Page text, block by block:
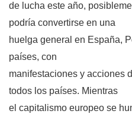
de lucha este año,
podría convertirse en una
huelga general en España,
países, con
manifestaciones y acciones
todos los países. Mientras
el capitalismo europeo se